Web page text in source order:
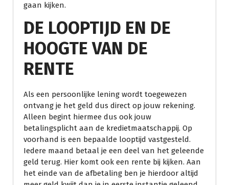
gaan kijken.
DE LOOPTIJD EN DE
HOOGTE VAN DE
RENTE
Als een persoonlijke lening wordt toegewezen
ontvang je het geld dus direct op jouw rekening.
Alleen begint hiermee dus ook jouw
betalingsplicht aan de kredietmaatschappij. Op
voorhand is een bepaalde looptijd vastgesteld.
Iedere maand betaal je een deel van het geleende
geld terug. Hier komt ook een rente bij kijken. Aan
het einde van de afbetaling ben je hierdoor altijd